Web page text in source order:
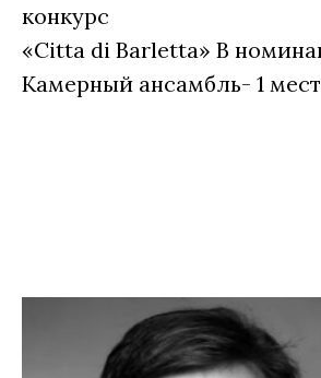
конкурс
«Citta di Barletta» В
Камерный ансамбль- 1